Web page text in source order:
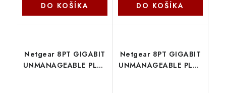
DO KOŠÍKA DO KOŠÍKA
Netgear 8PT GIGABIT
UNMANAGEABLE PLUS
Netgear 8PT GIGABIT
UNMANAGEABLE PLUS